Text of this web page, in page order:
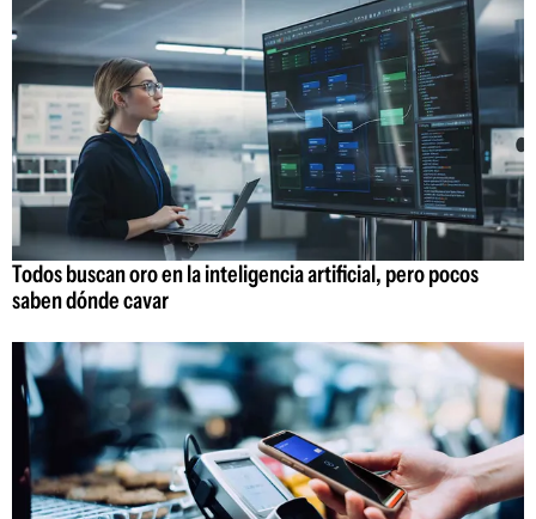
Todos buscan oro en la inteligencia artificial, pero pocos
saben dónde cavar